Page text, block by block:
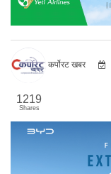
कर्पोरट खबर
1219
Shares